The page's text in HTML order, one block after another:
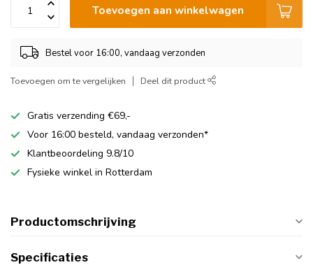
Toevoegen aan winkelwagen
Bestel voor 16:00, vandaag verzonden
Toevoegen om te vergelijken Deel dit product
Gratis verzending €69,-
Voor 16:00 besteld, vandaag verzonden*
Klantbeoordeling 9.8/10
Fysieke winkel in Rotterdam
Productomschrijving
Specificaties